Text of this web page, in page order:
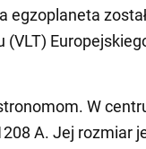
egzoplaneta
(VLT)
W
A. Jej rozmiar